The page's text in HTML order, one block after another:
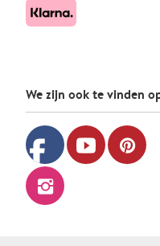
We zijn ook te vinden
facebook youtube pinterest
instagram